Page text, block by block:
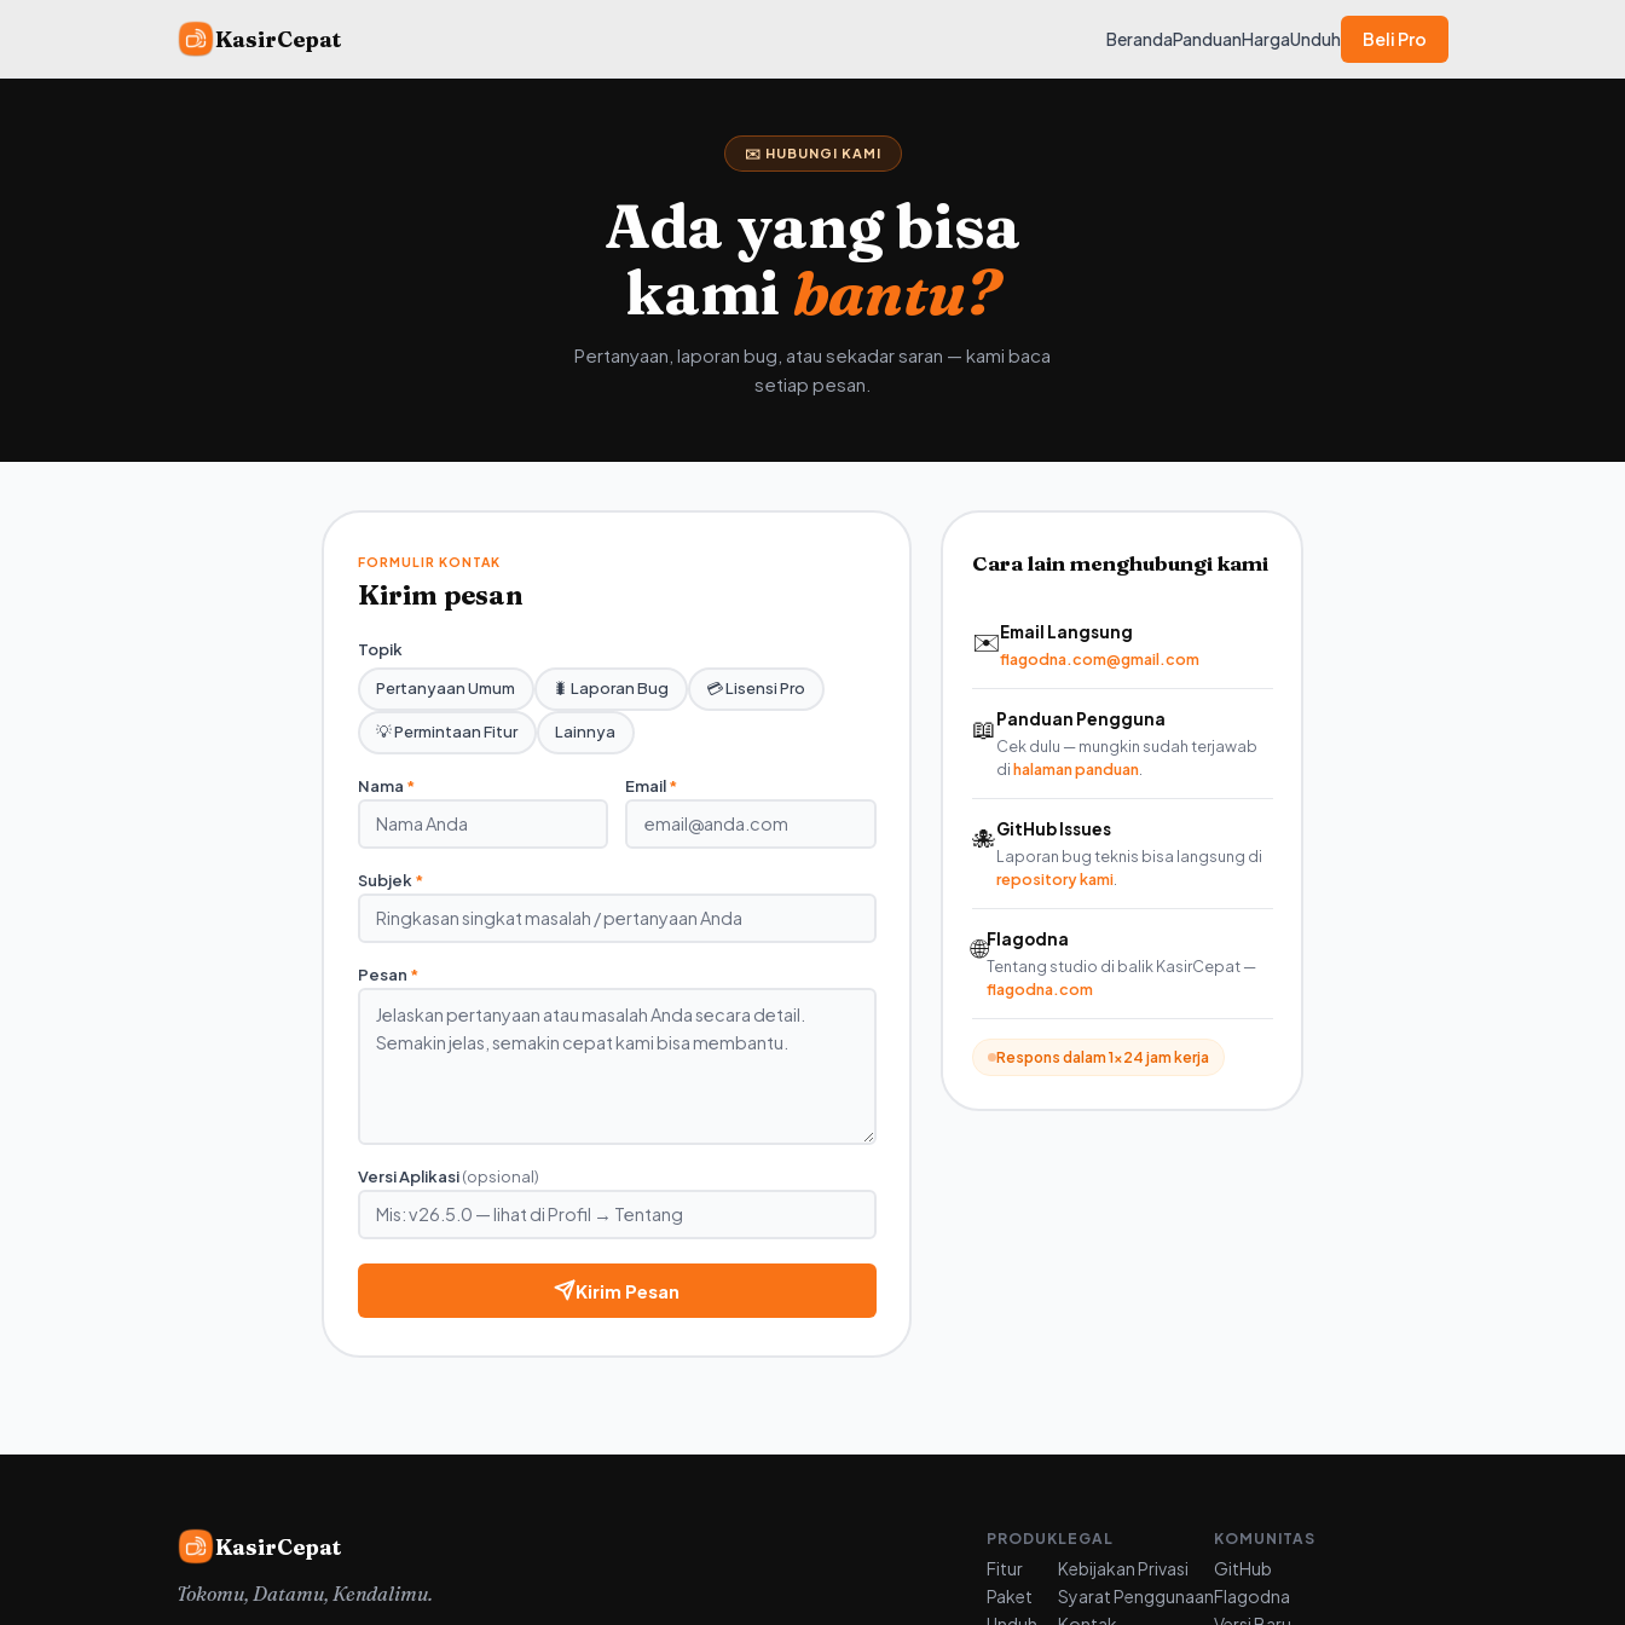
KasirCepat BerandaPanduanHargaUnduh Beli Pro
✉️ HUBUNGI KAMI
Ada yang bisa
kamibantu?
Pertanyaan, laporan bug, atau sekadar saran — kami baca
setiap pesan.
FORMULIR KONTAK
Kirim pesan
Topik
Pertanyaan Umum 🐛 Laporan Bug 💳 Lisensi Pro
💡 Permintaan Fitur Lainnya
Nama * Email*
Subjek *
Pesan *
Versi Aplikasi(opsional)
Kirim Pesan
Cara lain menghubungi kami
✉️Email Langsung
flagodna.com@gmail.com
📖Panduan Pengguna
Cek dulu — mungkin sudah terjawab
dihalaman panduan.
🐙GitHub Issues
Laporan bug teknis bisa langsung di
repository kami.
🌐Flagodna
Tentang studio di balik KasirCepat —
flagodna.com
Respons dalam 1×24 jam kerja
KasirCepat
Tokomu, Datamu, Kendalimu.
PRODUK
Fitur
Paket
LEGAL
Kebijakan Privasi
Syarat Penggunaan
KOMUNITAS
GitHub
Flagodna